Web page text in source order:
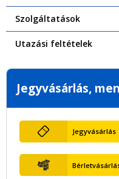
Szolgáltatások
Utazási feltételek
Jegyvásárlás,
Jegyvásárlás